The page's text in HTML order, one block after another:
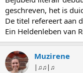
geschreven, het is
De titel refereert aan
Ein Heldenleben van
Muzirene
|♫♫|♫